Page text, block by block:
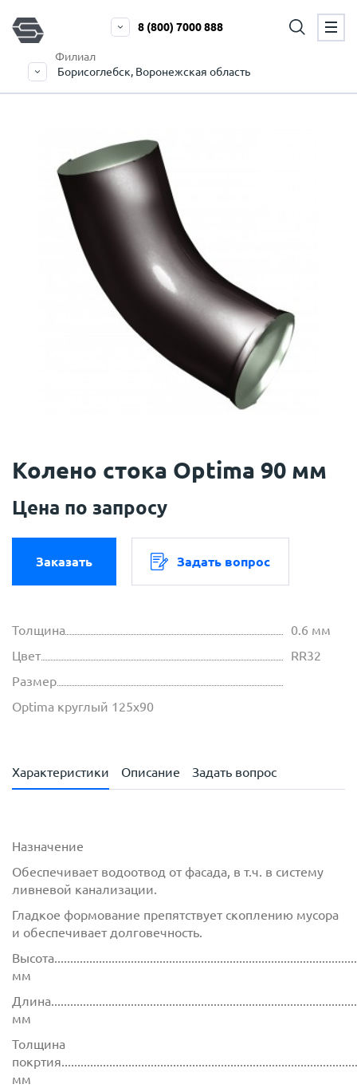
Филиал
Борисоглебск, Воронежская область
8 (800) 7000 888
Колено стока Optima 90 мм
Цена по запросу
Заказать Задать вопрос
Толщина
0.6 мм
Цвет
RR32
Размер
Optima круглый 125х90
Характеристики Описание Задать вопрос
Назначение
Обеспечивает водоотвод от фасада, в т.ч. в систему
ливневой канализации.
Гладкое формование препятствует скоплению мусора
и обеспечивает долговечность.
мм
мм
Толщина
мм